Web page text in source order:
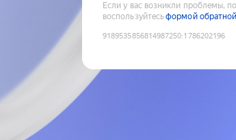
Если у вас возникли проблемы,
воспользуйтесьформой
9189535856814987250:1786202196